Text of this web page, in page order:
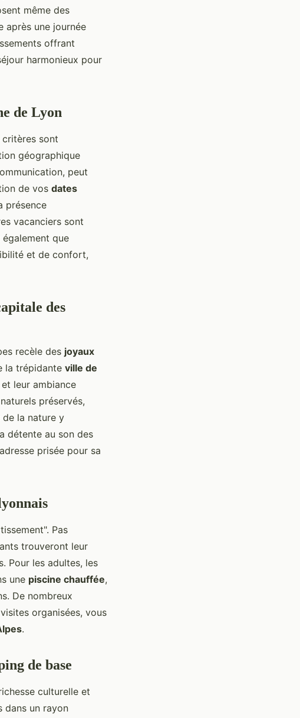
même des
après une journée
offrant
harmonieux pour
de Lyon
sont
géographique
peut
de vos dates
présence
vacanciers sont
que
et de confort,
des
recèle des joyaux
la trépidante ville de
leur ambiance
préservés,
la nature y
détente au son des
prisée pour sa
Pas
trouveront leur
Pour les adultes, les
une piscine chauffée,
De nombreux
organisées, vous
.
de base
culturelle et
dans un rayon